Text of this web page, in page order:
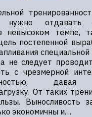
нужно отдавать
невысоком темпе,
постепенной
специальной
не следует
с чрезмерной
давая
От таких
Выносливость
экономичны и…